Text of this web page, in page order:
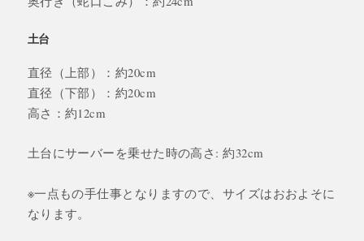
土台
直径（上部）：約20cm
直径（下部）：約20cm
高さ：約12cm
土台にサーバーを乗せた時の高さ: 約32cm
※一点もの手仕事となりますので、サイズはおおよそに
なります。